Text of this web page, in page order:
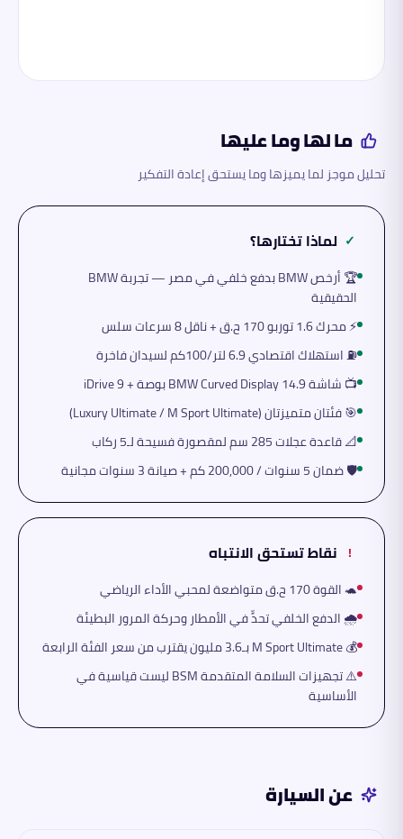
ما لها وما عليها
تحليل موجز لما يميزها وما يستحق إعادة التفكير
✓ لماذا تختارها؟
🏆 أرخص BMW بدفع خلفي في مصر — تجربة BMW
الحقيقية
⚡ محرك 1.6 توربو 170 ح.ق + ناقل 8 سرعات سلس
⛽ استهلاك اقتصادي 6.9 لتر/100كم لسيدان فاخرة
📺 شاشة BMW Curved Display 14.9 بوصة + iDrive 9
🎯 فئتان متميزتان (Luxury Ultimate / M Sport Ultimate)
📐 قاعدة عجلات 285 سم لمقصورة فسيحة لـ5 ركاب
🛡️ ضمان 5 سنوات / 200,000 كم + صيانة 3 سنوات مجانية
! نقاط تستحق الانتباه
🐢 القوة 170 ح.ق متواضعة لمحبي الأداء الرياضي
🌧️ الدفع الخلفي تحدٍّ في الأمطار وحركة المرور البطيئة
💰 M Sport Ultimate بـ3.6 مليون يقترب من سعر الفئة الرابعة
⚠️ تجهيزات السلامة المتقدمة BSM ليست قياسية في
الأساسية
عن السيارة